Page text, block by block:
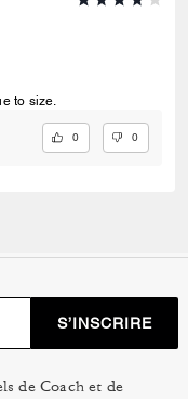
to size.
0 0
S’INSCRIRE
de Coach et de